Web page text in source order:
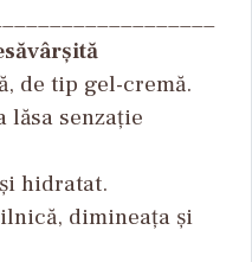
de tip gel-cremă.
lăsa senzație
și hidratat.
dimineața și